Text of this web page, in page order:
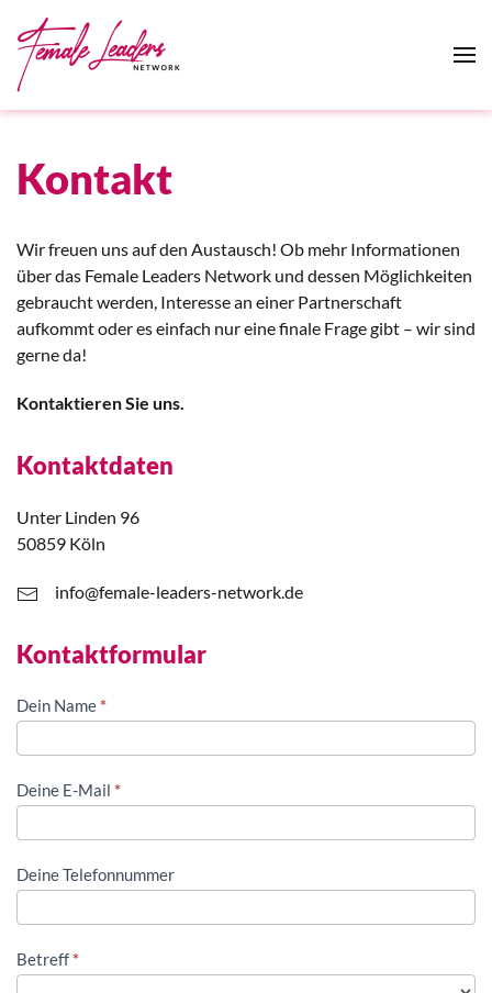
Zum Hauptinhalt springen
Kontakt
Wir freuen uns auf den Austausch! Ob mehr Informationen
über das Female Leaders Network und dessen Möglichkeiten
gebraucht werden, Interesse an einer Partnerschaft
aufkommt oder es einfach nur eine finale Frage gibt – wir sind
gerne da!
Kontaktieren Sie uns.
Kontaktdaten
Unter Linden 96
50859 Köln
info@female-leaders-network.de
Kontaktformular
Kontaktformular
Dein Name*
Deine E-Mail *
Deine Telefonnummer
Betreff*
Falls
menschlich
bist,
lasse
dieses
Feld
leer.